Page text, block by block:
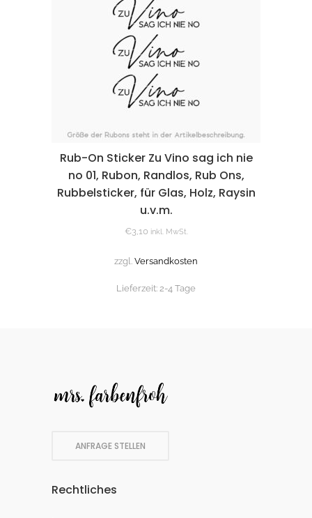
Rub-On Sticker Zu Vino sag ich nie
no 01, Rubon, Randlos, Rub Ons,
Rubbelsticker, für Glas, Holz, Raysin
u.v.m.
€3,10 inkl. MwSt.
zzgl. Versandkosten
Lieferzeit: 2-4 Tage
ANFRAGE STELLEN
Rechtliches